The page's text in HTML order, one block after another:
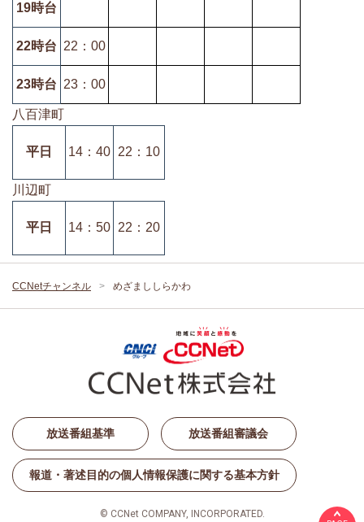
19時台
22時台 22：00
23時台 23：00
八百津町
平日 14：40 22：10
川辺町
平日 14：50 22：20
CCNetチャンネル めざまししらかわ
放送番組基準 放送番組審議会
報道・著述目的の個人情報保護に関する基本方針
© CCNet COMPANY, INCORPORATED.